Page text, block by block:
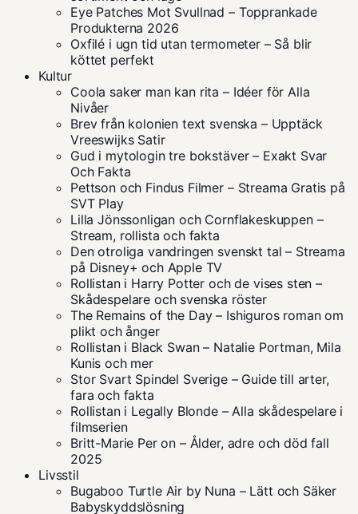
Eye Patches Mot Svullnad – Topprankade
Produkterna 2026
Oxfilé i ugn tid utan termometer – Så blir
köttet perfekt
Kultur
Coola saker man kan rita – Idéer för Alla
Nivåer
Brev från kolonien text svenska – Upptäck
Vreeswijks Satir
Gud i mytologin tre bokstäver – Exakt Svar
Och Fakta
Pettson och Findus Filmer – Streama Gratis på
SVT Play
Lilla Jönssonligan och Cornflakeskuppen –
Stream, rollista och fakta
Den otroliga vandringen svenskt tal – Streama
på Disney+ och Apple TV
Rollistan i Harry Potter och de vises sten –
Skådespelare och svenska röster
The Remains of the Day – Ishiguros roman om
plikt och ånger
Rollistan i Black Swan – Natalie Portman, Mila
Kunis och mer
Stor Svart Spindel Sverige – Guide till arter,
fara och fakta
Rollistan i Legally Blonde – Alla skådespelare i
filmserien
Britt-Marie Per on – Ålder, adre och död fall
2025
Livsstil
Bugaboo Turtle Air by Nuna – Lätt och Säker
Babyskyddslösning